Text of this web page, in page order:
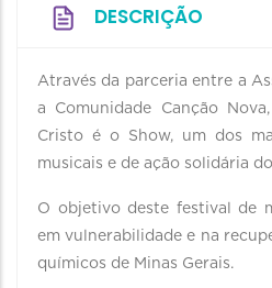
DESCRIÇÃO
Através da parceria entre a
a Comunidade Canção
Cristo é o Show, um dos
musicais e de ação solidária
O objetivo deste festival de
em vulnerabilidade e na
químicos de Minas Gerais.